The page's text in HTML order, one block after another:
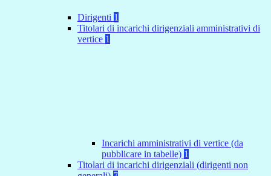
Dirigenti 1
Titolari di incarichi dirigenziali amministrativi di
vertice 1
Incarichi amministrativi di vertice (da
pubblicare in tabelle) 1
Titolari di incarichi dirigenziali (dirigenti non